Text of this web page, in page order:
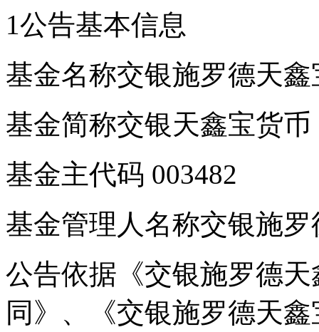
1公告基本信息
基金名称交银施罗德天
基金简称交银天鑫宝货币
基金主代码 003482
基金管理人名称交银施
公告依据《交银施罗德
同》、《交银施罗德天